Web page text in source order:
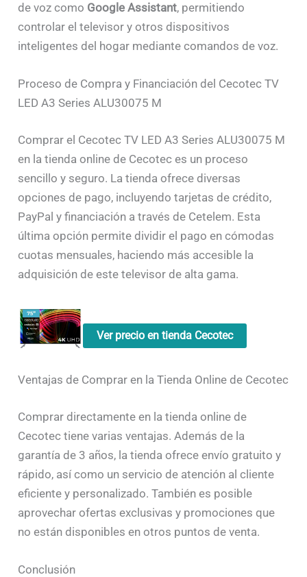
de voz como Google Assistant, permitiendo
controlar el televisor y otros dispositivos
inteligentes del hogar mediante comandos de voz.
Proceso de Compra y Financiación del Cecotec TV
LED A3 Series ALU30075 M
Comprar el Cecotec TV LED A3 Series ALU30075 M
en la tienda online de Cecotec es un proceso
sencillo y seguro. La tienda ofrece diversas
opciones de pago, incluyendo tarjetas de crédito,
PayPal y financiación a través de Cetelem. Esta
última opción permite dividir el pago en cómodas
cuotas mensuales, haciendo más accesible la
adquisición de este televisor de alta gama.
Ver precio en tienda Cecotec
Ventajas de Comprar en la Tienda Online de Cecotec
Comprar directamente en la tienda online de
Cecotec tiene varias ventajas. Además de la
garantía de 3 años, la tienda ofrece envío gratuito y
rápido, así como un servicio de atención al cliente
eficiente y personalizado. También es posible
aprovechar ofertas exclusivas y promociones que
no están disponibles en otros puntos de venta.
Conclusión